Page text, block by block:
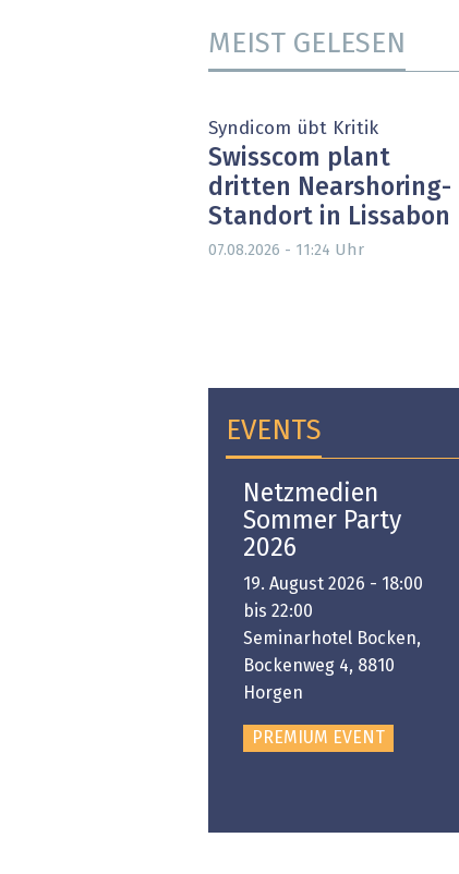
MEIST GELESEN
Syndicom übt Kritik
Swisscom plant
dritten Nearshoring-
Standort in Lissabon
07.08.2026 - 11:24 Uhr
EVENTS
Netzmedien
Sommer Party
2026
19. August 2026 - 18:00
bis 22:00
Seminarhotel Bocken,
Bockenweg 4, 8810
Horgen
PREMIUM EVENT